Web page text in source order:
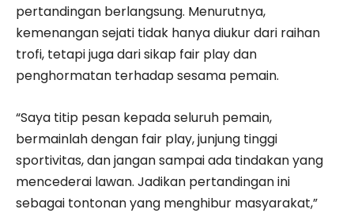
pertandingan berlangsung. Menurutnya,
kemenangan sejati tidak hanya diukur dari raihan
trofi, tetapi juga dari sikap fair play dan
penghormatan terhadap sesama pemain.
“Saya titip pesan kepada seluruh pemain,
bermainlah dengan fair play, junjung tinggi
sportivitas, dan jangan sampai ada tindakan yang
mencederai lawan. Jadikan pertandingan ini
sebagai tontonan yang menghibur masyarakat,”